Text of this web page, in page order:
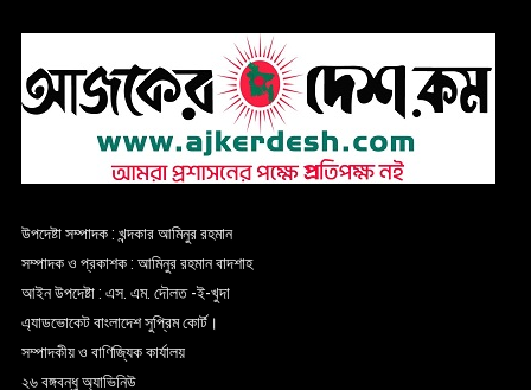
উপদেষ্টা সম্পাদক : খন্দকার আমিনুর রহমান
সম্পাদক ও প্রকাশক : আমিনুর রহমান বাদশাহ
আইন উপদেষ্টা : এস. এম. দৌলত -ই-খুদা
এ্যাডভোকেট বাংলাদেশ সুপ্রিম কোর্ট।
সম্পাদকীয় ও বাণিজ্যিক কার্যালয়
২৬ বঙ্গবন্ধু অ্যাভিনিউ